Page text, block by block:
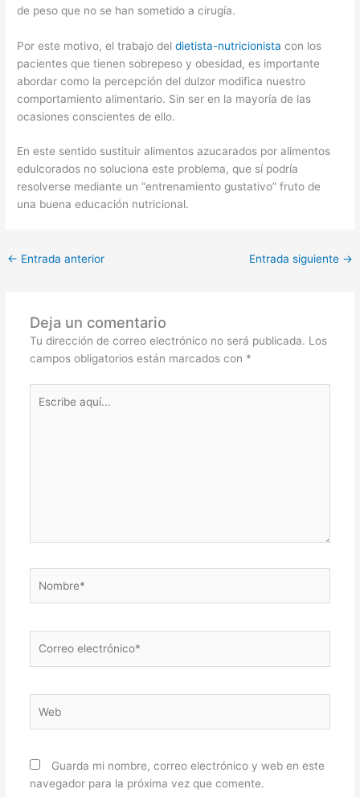
de peso que no se han sometido a cirugía.
Por este motivo, el trabajo deldietista-nutricionista con los
pacientes que tienen sobrepeso y obesidad, es importante
abordar como la percepción del dulzor modifica nuestro
comportamiento alimentario. Sin ser en la mayoría de las
ocasiones conscientes de ello.
En este sentido sustituir alimentos azucarados por alimentos
edulcorados no soluciona este problema, que sí podría
resolverse mediante un “entrenamiento gustativo” fruto de
una buena educación nutricional.
← Entrada anterior Entrada siguiente →
Deja un comentario
Tu dirección de correo electrónico no será publicada. Los
campos obligatorios están marcados con *
aquí...
electrónico*
Guarda mi nombre, correo electrónico y web en este
navegador para la próxima vez que comente.